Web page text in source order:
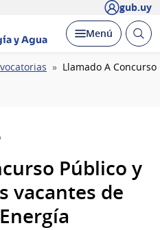
gub.uy
y Agua
Desplegar
Menú Abrir
Llamado A
Público y
vacantes de